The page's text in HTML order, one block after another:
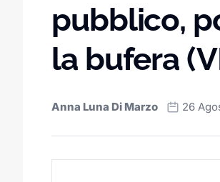
pubblico,
la bufera
Anna Luna Di Marzo 26